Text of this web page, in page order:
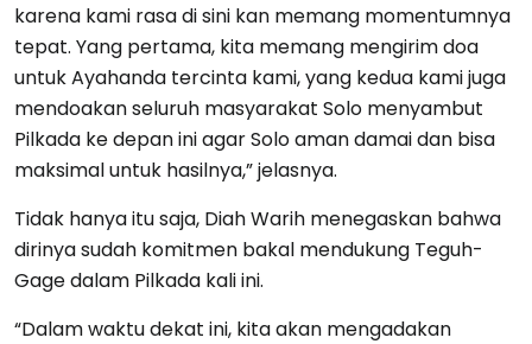
karena kami rasa di sini kan memang momentumnya
tepat. Yang pertama, kita memang mengirim doa
untuk Ayahanda tercinta kami, yang kedua kami juga
mendoakan seluruh masyarakat Solo menyambut
Pilkada ke depan ini agar Solo aman damai dan bisa
maksimal untuk hasilnya,” jelasnya.
Tidak hanya itu saja, Diah Warih menegaskan bahwa
dirinya sudah komitmen bakal mendukung Teguh-
Gage dalam Pilkada kali ini.
“Dalam waktu dekat ini, kita akan mengadakan